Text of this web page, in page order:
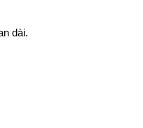
dài.